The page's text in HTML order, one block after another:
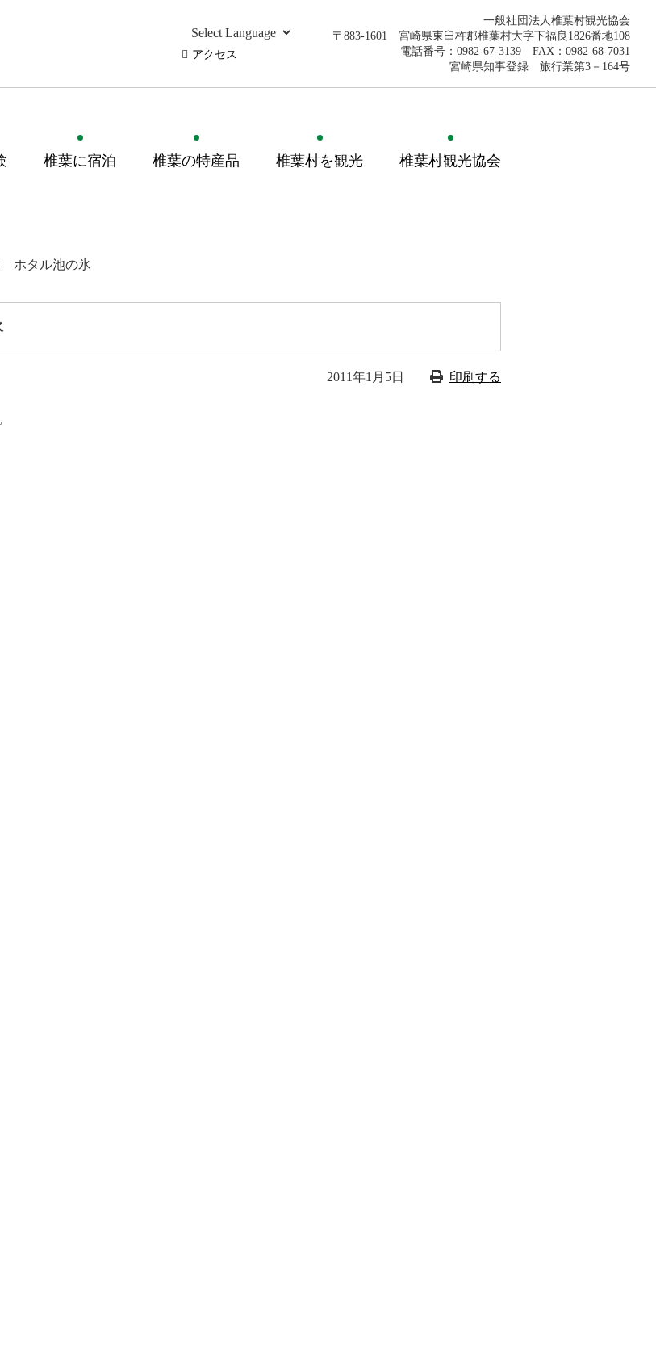
アクセス
一般社団法人椎葉村観光協会
〒883-1601 宮崎県東臼杵郡椎葉村大字下福良1826番地108
電話番号：0982-67-3139 FAX：0982-68-7031
宮崎県知事登録 旅行業第3－164号
椎葉に宿泊 椎葉の特産品 椎葉村を観光 椎葉村観光協会
ホタル池の氷
2011年1月5日 印刷する